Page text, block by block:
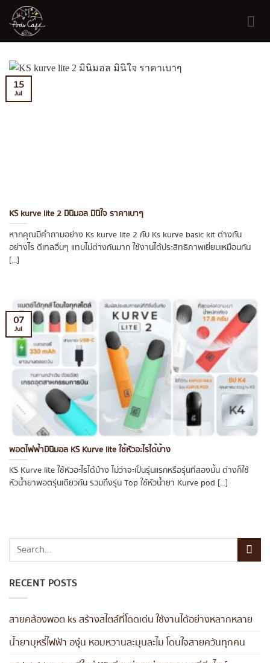
Skip
content
KS kurve lite 2 มินิมอล มินิใจ ราคาเบาๆ
หากคุณมีคำถามอย่าง Ks kurve lite 2 กับ Ks kurve basic kit ต่างกัน
อย่างไร ดีเทลอื่นๆ แทบไม่ต่างกันมาก ใช้งานได้ประสิทธิภาพเยี่ยมเหมือนกัน
[...]
15
Jul
พอตไฟฟ้ามินิมอล KS Kurve lite ใช้หัวอะไรได้บ้าง
KS Kurve lite ใช้หัวอะไรได้บ้าง ไม่ว่าจะเป็นรุ่นแรกหรือรุ่นที่สองนั้น ต่างก็ใช้
หัวน้ำยาพอตรุ่นเดียวกัน รวมถึงรุ่น Top ใช้หัวน้ำยา Kurve pod [...]
07
Jul
RECENT POSTS
สายคล้องพอต ks สร้างสไตล์ที่โดดเด่น ใช้งานได้อย่างหลากหลาย
น้ำยาบุหรี่ไฟฟ้า องุ่น หอมหวานละมุนละไม โดนใจสายควันทุกคน